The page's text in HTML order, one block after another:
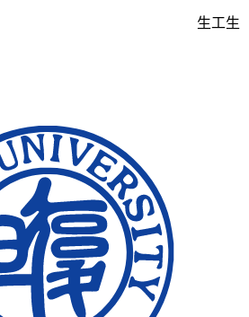
生工生